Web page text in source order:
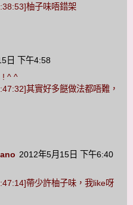
柚子味唔錯架
日 下午4:58
! ^ ^
其實好多餸做法都唔難，
2012年5月15日 下午6:40
帶少許柚子味，我like呀